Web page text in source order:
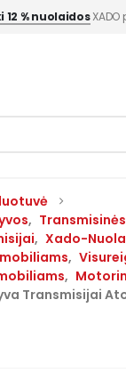
12 % nuolaidosXADO
,
, Xado-
,
,
Transmisijai